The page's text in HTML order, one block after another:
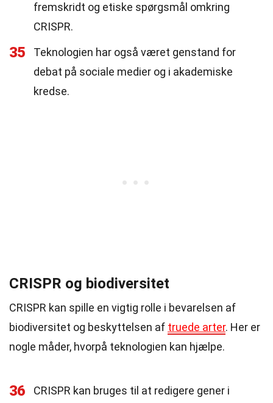
fremskridt og etiske spørgsmål omkring
CRISPR.
35
Teknologien har også været genstand for
debat på sociale medier og i akademiske
kredse.
CRISPR og biodiversitet
CRISPR kan spille en vigtig rolle i bevarelsen af
biodiversitet og beskyttelsen af truede arter. Her er
nogle måder, hvorpå teknologien kan hjælpe.
36
CRISPR kan bruges til at redigere gener i